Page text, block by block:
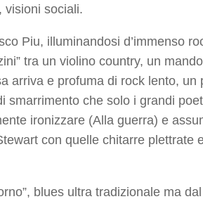
visioni sociali.
Piu, illuminandosi d’immenso
tra un violino country, un
arriva e profuma di rock lento, un
smarrimento che solo i grandi
ironizzare (Alla guerra) e
con quelle chitarre plettrate
, blues ultra tradizionale ma